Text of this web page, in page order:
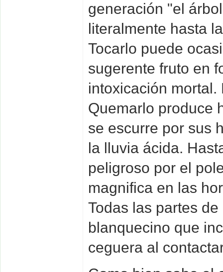
generación "el
literalmente hasta
Tocarlo puede
sugerente fruto en
intoxicación
Quemarlo produce
se escurre por sus
la lluvia ácida.
peligroso por el
magnifica en las
Todas las partes
blanquecino que
ceguera al